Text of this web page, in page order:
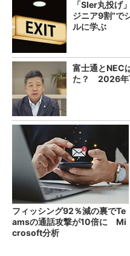
「SIer丸投げ
ジニア9割”で
ルに学ぶ
富士通とNEC
た？ 2026年
フィッシング92％減の裏でTe
amsの通話攻撃が10倍に Mi
crosoft分析